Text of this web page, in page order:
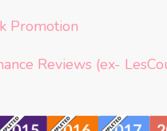
Promotion
Reviews (ex-